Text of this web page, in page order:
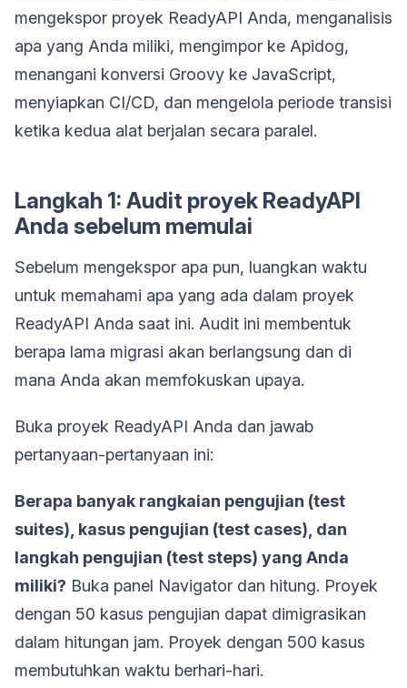
mengekspor proyek ReadyAPI Anda, menganalisis
apa yang Anda miliki, mengimpor ke Apidog,
menangani konversi Groovy ke JavaScript,
menyiapkan CI/CD, dan mengelola periode transisi
ketika kedua alat berjalan secara paralel.
Langkah 1: Audit proyek ReadyAPI
Anda sebelum memulai
Sebelum mengekspor apa pun, luangkan waktu
untuk memahami apa yang ada dalam proyek
ReadyAPI Anda saat ini. Audit ini membentuk
berapa lama migrasi akan berlangsung dan di
mana Anda akan memfokuskan upaya.
Buka proyek ReadyAPI Anda dan jawab
pertanyaan-pertanyaan ini:
Berapa banyak rangkaian pengujian (test
suites), kasus pengujian (test cases), dan
langkah pengujian (test steps) yang Anda
miliki? Buka panel Navigator dan hitung. Proyek
dengan 50 kasus pengujian dapat dimigrasikan
dalam hitungan jam. Proyek dengan 500 kasus
membutuhkan waktu berhari-hari.